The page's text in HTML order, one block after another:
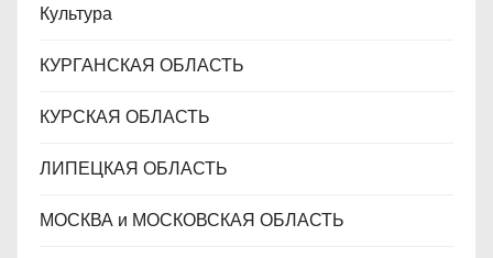
Культура
КУРГАНСКАЯ ОБЛАСТЬ
КУРСКАЯ ОБЛАСТЬ
ЛИПЕЦКАЯ ОБЛАСТЬ
МОСКВА и МОСКОВСКАЯ ОБЛАСТЬ